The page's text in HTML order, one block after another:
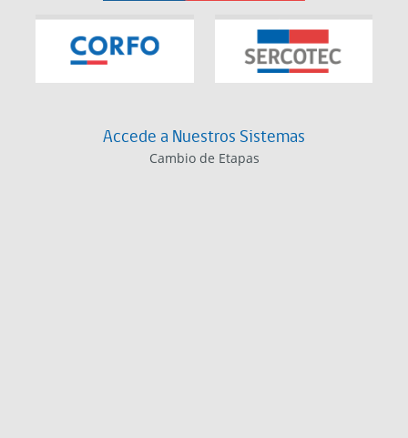
Accede a Nuestros Sistemas
Cambio de Etapas